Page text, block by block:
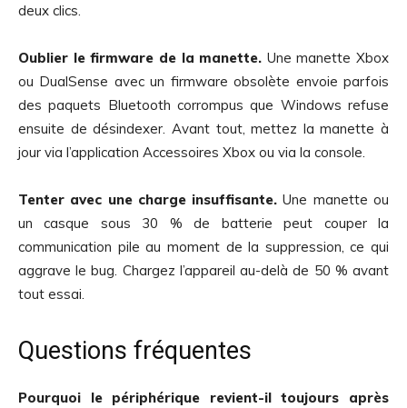
deux clics.
Oublier le firmware de la manette. Une manette Xbox
ou DualSense avec un firmware obsolète envoie parfois
des paquets Bluetooth corrompus que Windows refuse
ensuite de désindexer. Avant tout, mettez la manette à
jour via l’application Accessoires Xbox ou via la console.
Tenter avec une charge insuffisante. Une manette ou
un casque sous 30 % de batterie peut couper la
communication pile au moment de la suppression, ce qui
aggrave le bug. Chargez l’appareil au-delà de 50 % avant
tout essai.
Questions fréquentes
Pourquoi le périphérique revient-il toujours après